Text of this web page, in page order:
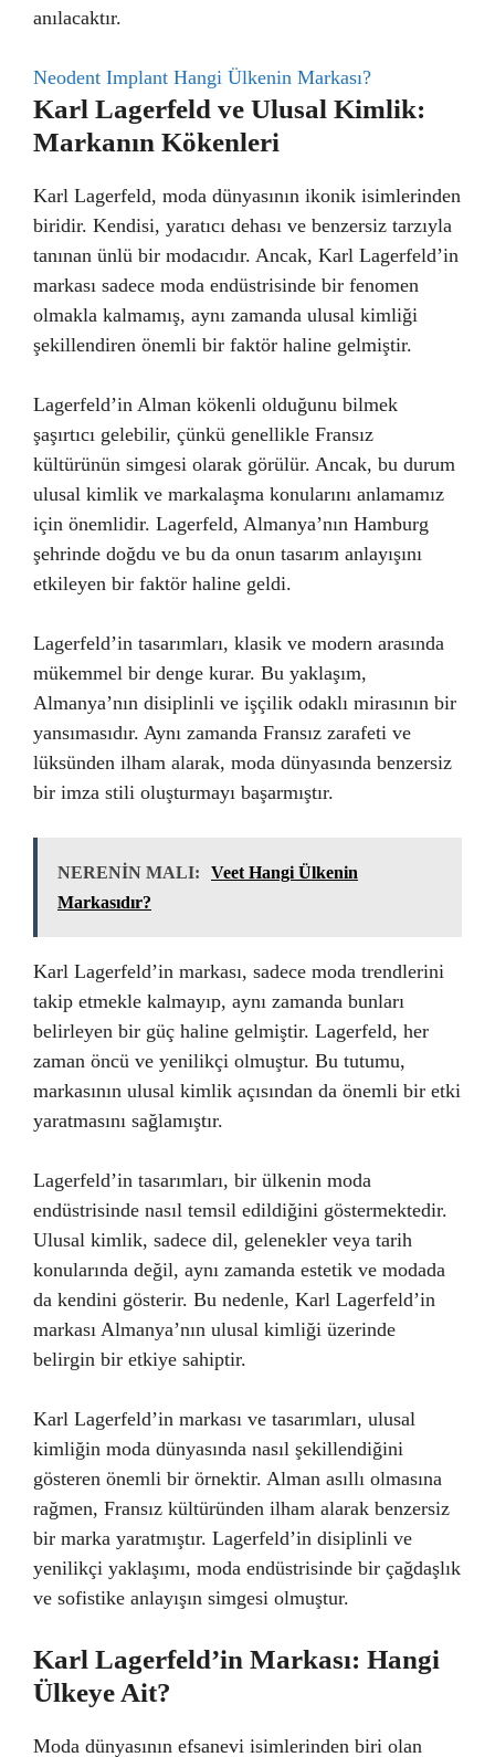
anılacaktır.
Neodent Implant Hangi Ülkenin Markası?
Karl Lagerfeld ve Ulusal Kimlik:
Markanın Kökenleri
Karl Lagerfeld, moda dünyasının ikonik isimlerinden
biridir. Kendisi, yaratıcı dehası ve benzersiz tarzıyla
tanınan ünlü bir modacıdır. Ancak, Karl Lagerfeld’in
markası sadece moda endüstrisinde bir fenomen
olmakla kalmamış, aynı zamanda ulusal kimliği
şekillendiren önemli bir faktör haline gelmiştir.
Lagerfeld’in Alman kökenli olduğunu bilmek
şaşırtıcı gelebilir, çünkü genellikle Fransız
kültürünün simgesi olarak görülür. Ancak, bu durum
ulusal kimlik ve markalaşma konularını anlamamız
için önemlidir. Lagerfeld, Almanya’nın Hamburg
şehrinde doğdu ve bu da onun tasarım anlayışını
etkileyen bir faktör haline geldi.
Lagerfeld’in tasarımları, klasik ve modern arasında
mükemmel bir denge kurar. Bu yaklaşım,
Almanya’nın disiplinli ve işçilik odaklı mirasının bir
yansımasıdır. Aynı zamanda Fransız zarafeti ve
lüksünden ilham alarak, moda dünyasında benzersiz
bir imza stili oluşturmayı başarmıştır.
NERENİN MALI:
Veet Hangi Ülkenin
Markasıdır?
Karl Lagerfeld’in markası, sadece moda trendlerini
takip etmekle kalmayıp, aynı zamanda bunları
belirleyen bir güç haline gelmiştir. Lagerfeld, her
zaman öncü ve yenilikçi olmuştur. Bu tutumu,
markasının ulusal kimlik açısından da önemli bir etki
yaratmasını sağlamıştır.
Lagerfeld’in tasarımları, bir ülkenin moda
endüstrisinde nasıl temsil edildiğini göstermektedir.
Ulusal kimlik, sadece dil, gelenekler veya tarih
konularında değil, aynı zamanda estetik ve modada
da kendini gösterir. Bu nedenle, Karl Lagerfeld’in
markası Almanya’nın ulusal kimliği üzerinde
belirgin bir etkiye sahiptir.
Karl Lagerfeld’in markası ve tasarımları, ulusal
kimliğin moda dünyasında nasıl şekillendiğini
gösteren önemli bir örnektir. Alman asıllı olmasına
rağmen, Fransız kültüründen ilham alarak benzersiz
bir marka yaratmıştır. Lagerfeld’in disiplinli ve
yenilikçi yaklaşımı, moda endüstrisinde bir çağdaşlık
ve sofistike anlayışın simgesi olmuştur.
Karl Lagerfeld’in Markası: Hangi
Ülkeye Ait?
Moda dünyasının efsanevi isimlerinden biri olan